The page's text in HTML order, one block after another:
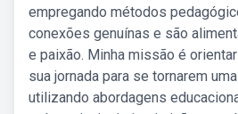
empregando métodos
conexões genuínas e são
e paixão. Minha missão é
sua jornada para se tornarem
utilizando abordagens